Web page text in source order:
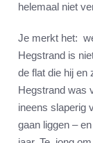
helemaal niet
Je merkt het:
Hegstrand is
de flat die hij en
Hegstrand was
ineens slaperig
gaan liggen –